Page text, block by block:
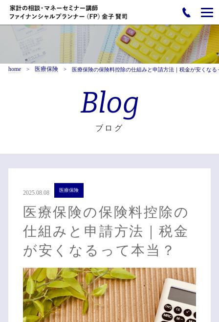
home 医療保険 医療保険の保険料控除の仕組みと申請方法｜税金が安くなる
Blog
ブログ
2025.08.08 医療保険
医療保険の保険料控除の
仕組みと申請方法｜税金
が安くなるって本当？